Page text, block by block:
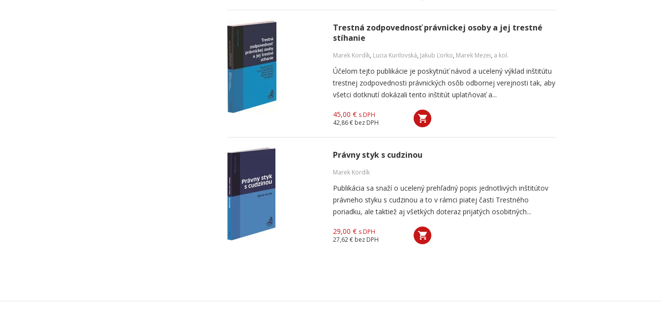
Trestná zodpovednosť právnickej osoby a jej trestné
stíhanie
Marek Kordík, Lucia Kurilovská, Jakub Ľorko, Marek Mezei, a kol.
Účelom tejto publikácie je poskytnúť návod a ucelený výklad inštitútu
trestnej zodpovednosti právnických osôb odbornej verejnosti tak, aby
všetci dotknutí dokázali tento inštitút uplatňovať a...
45,00 € s DPH
42,86 € bez DPH
Právny styk s cudzinou
Marek Kordík
Publikácia sa snaží o ucelený prehľadný popis jednotlivých inštitútov
právneho styku s cudzinou a to v rámci piatej časti Trestného
poriadku, ale taktiež aj všetkých doteraz prijatých osobitných...
29,00 € s DPH
27,62 € bez DPH